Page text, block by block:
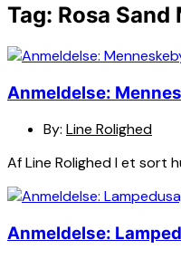
Tag: Rosa Sand
Anmeldelse:
By: Line Rolighed
Af Line Rolighed I et sort
Anmeldelse: